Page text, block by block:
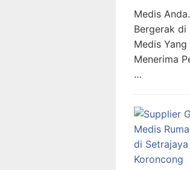
Medis
Bergerak di
Medis
Menerima
…